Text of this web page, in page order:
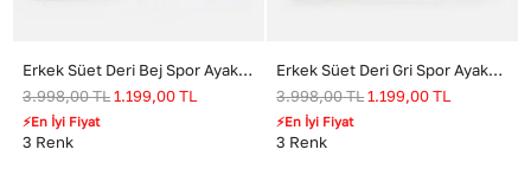
Erkek Süet Deri Bej Spor Ayakkabı
3.998,00TL 1.199,00 TL
⚡En İyi Fiyat
3 Renk
Erkek Süet Deri Gri Spor Ayakkabı
3.998,00TL1.199,00 TL
⚡En İyi Fiyat
3 Renk